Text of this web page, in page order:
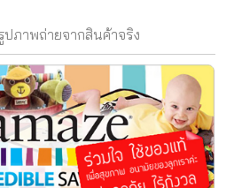
ปภาพถ่ายจากสินค้าจริง